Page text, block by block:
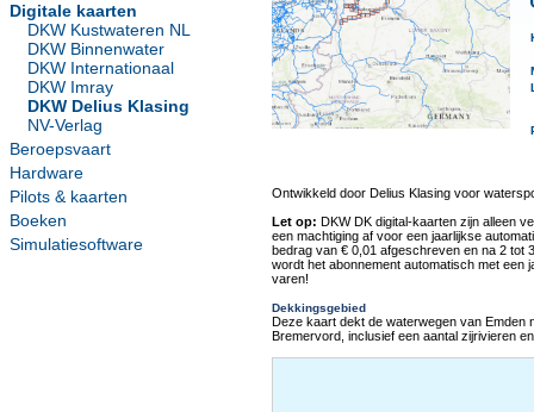
Digitale kaarten
DKW Kustwateren NL
DKW Binnenwater
DKW Internationaal
DKW Imray
DKW Delius Klasing
NV-Verlag
Beroepsvaart
Hardware
Pilots & kaarten
Boeken
Simulatiesoftware
Ontwikkeld door Delius Klasing voor
Let op: DKW DK digital-kaarten zijn alleen
een machtiging af voor een jaarlijkse
bedrag van € 0,01 afgeschreven en na 2 tot
wordt het abonnement automatisch met een
varen!
Dekkingsgebied
Deze kaart dekt de waterwegen van Emden
Bremervord, inclusief een aantal zijrivieren